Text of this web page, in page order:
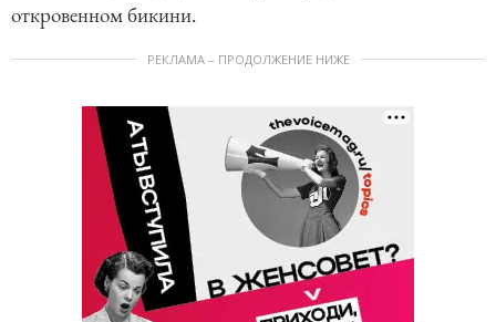
откровенном бикини.
РЕКЛАМА – ПРОДОЛЖЕНИЕ НИЖЕ